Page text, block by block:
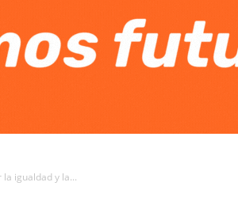
igualdad y la...